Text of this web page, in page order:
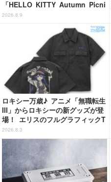
「HELLO KITTY Autumn Picni
c」開催 全27種のスイーツ＆セ
イボリーが登場
2026.8.9
ロキシー万歳♪ アニメ「無職転生
III」からロキシーの新グッズが登
場！ エリスのフルグラフィックT
シャツも
2026.8.3